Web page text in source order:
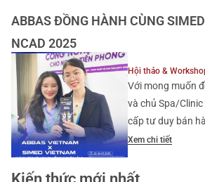
ABBAS ĐỒNG HÀNH CÙNG
NCAD 2025
Hội thảo &
Với mong muốn
và chủ Spa/
cấp tư duy bán
kinh doanh hiệu
học “7SS – 7
Xem chi tiết